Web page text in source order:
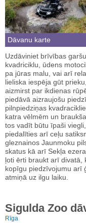
Dāvanu karte
Uzdāviniet brīvības
kvadriciklu, ūdens
pa jūras malu, vai arī
lieliska iespēja gūt
aizmirst par ikdienas
piedāvā aizraujošu
pilnpiedziņas
katra vēlmēm un
tos vadīt būtu īpaši
piedalīties arī ceļu
gleznainos Jaunmoku
skatus kā arī Sekļa
ļoti ērti braukt arī divatā,
kopīgu piedzīvojumu arī
atmiņā uz ilgu laiku.
Sigulda Zoo
Rīga